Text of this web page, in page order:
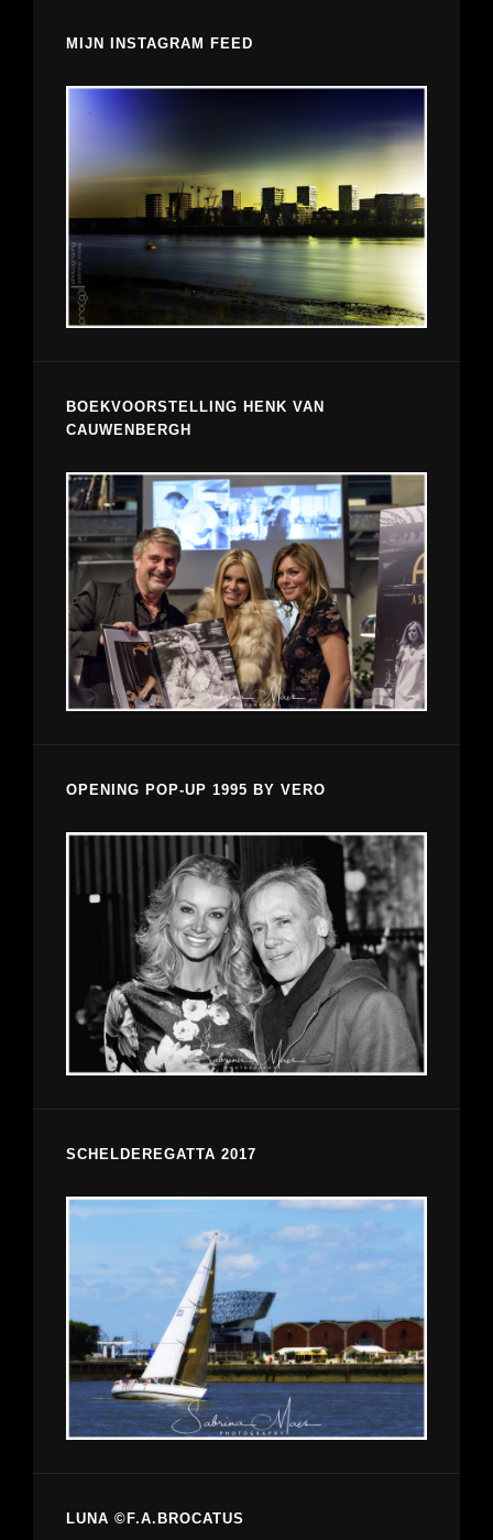
MIJN INSTAGRAM FEED
BOEKVOORSTELLING HENK VAN
CAUWENBERGH
OPENING POP-UP 1995 BY VERO
SCHELDEREGATTA 2017
LUNA ©F.A.BROCATUS